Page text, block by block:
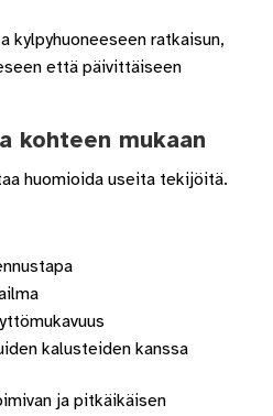
kylpyhuoneeseen ratkaisun,
että päivittäiseen
kohteen mukaan
huomioida useita tekijöitä.
kalusteiden kanssa
ja pitkäikäisen